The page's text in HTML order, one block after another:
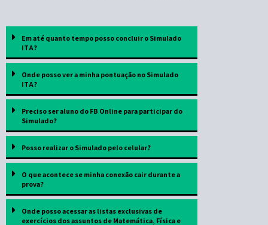
Em até quanto tempo posso concluir o Simulado
ITA?
Onde posso ver a minha pontuação no Simulado
ITA?
Preciso ser aluno do FB Online para participar do
Simulado?
Posso realizar o Simulado pelo celular?
O que acontece se minha conexão cair durante a
prova?
Onde posso acessar as listas exclusivas de
exercícios dos assuntos de Matemática, Física e